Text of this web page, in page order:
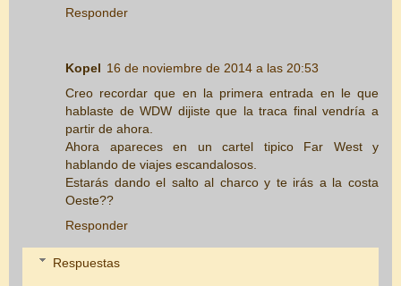
Responder
Kopel 16 de noviembre de 2014 a las 20:53
Creo recordar que en la primera entrada en le que
hablaste de WDW dijiste que la traca final vendría a
partir de ahora.
Ahora apareces en un cartel tipico Far West y
hablando de viajes escandalosos.
Estarás dando el salto al charco y te irás a la costa
Oeste??
Responder
Respuestas